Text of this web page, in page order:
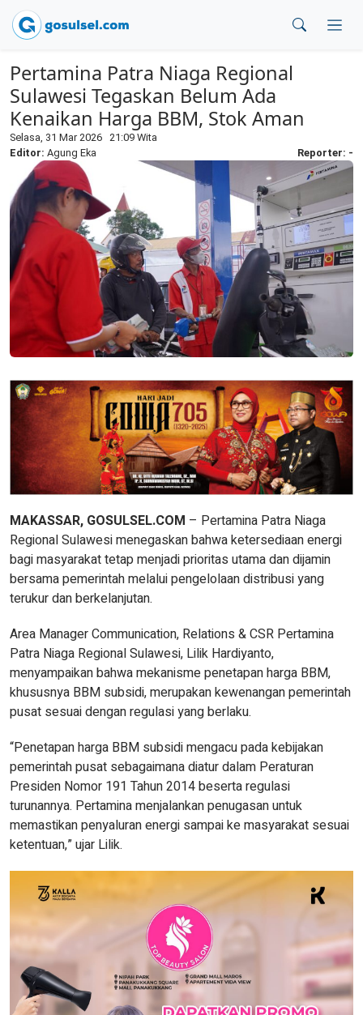
Pertamina Patra Niaga Regional
Sulawesi Tegaskan Belum Ada
Kenaikan Harga BBM, Stok Aman
Selasa, 31 Mar 2026 21:09 Wita
Editor: Agung Eka Reporter: -
MAKASSAR, GOSULSEL.COM – Pertamina Patra Niaga
Regional Sulawesi menegaskan bahwa ketersediaan energi
bagi masyarakat tetap menjadi prioritas utama dan dijamin
bersama pemerintah melalui pengelolaan distribusi yang
terukur dan berkelanjutan.
Area Manager Communication, Relations & CSR Pertamina
Patra Niaga Regional Sulawesi, Lilik Hardiyanto,
menyampaikan bahwa mekanisme penetapan harga BBM,
khususnya BBM subsidi, merupakan kewenangan pemerintah
pusat sesuai dengan regulasi yang berlaku.
“Penetapan harga BBM subsidi mengacu pada kebijakan
pemerintah pusat sebagaimana diatur dalam Peraturan
Presiden Nomor 191 Tahun 2014 beserta regulasi
turunannya. Pertamina menjalankan penugasan untuk
memastikan penyaluran energi sampai ke masyarakat sesuai
ketentuan,” ujar Lilik.